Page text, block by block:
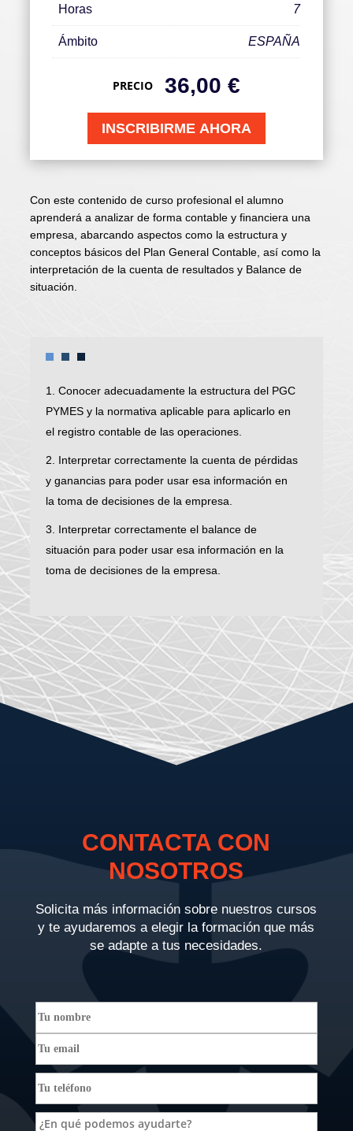
Con este contenido de curso profesional el alumno
aprenderá a analizar de forma contable y financiera una
empresa, abarcando aspectos como la estructura y
conceptos básicos del Plan General Contable, así como la
interpretación de la cuenta de resultados y Balance de
situación.
1. Conocer adecuadamente la estructura del PGC
PYMES y la normativa aplicable para aplicarlo en
el registro contable de las operaciones.
2. Interpretar correctamente la cuenta de pérdidas
y ganancias para poder usar esa información en
la toma de decisiones de la empresa.
3. Interpretar correctamente el balance de
situación para poder usar esa información en la
toma de decisiones de la empresa.
Horas 7
Ámbito ESPAÑA
PRECIO 36,00 €
INSCRIBIRME AHORA
CONTACTA CON
NOSOTROS
Solicita más información sobre nuestros cursos
y te ayudaremos a elegir la formación que más
se adapte a tus necesidades.